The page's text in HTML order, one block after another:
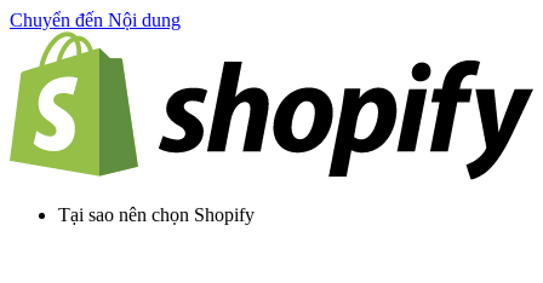
Chuyển đến Nội dung
Tại sao nên chọn Shopify